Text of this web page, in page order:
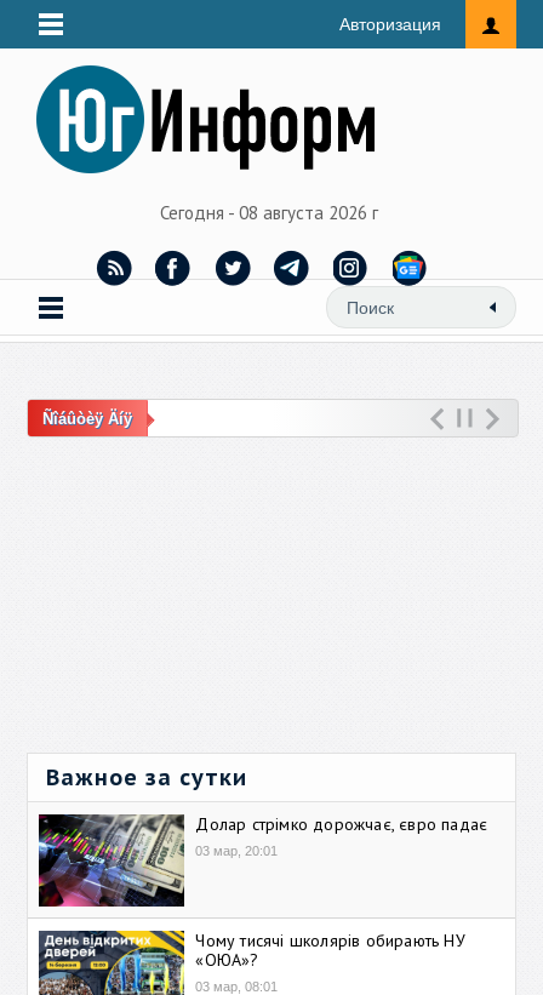
Авторизация
Сегодня - 08 августа 2026 г
Ñîáûòèÿ Äíÿ
Важное за сутки
Долар стрімко дорожчає, євро падає
03 мар, 20:01
Чому тисячі школярів обирають НУ
«ОЮА»?
03 мар, 08:01